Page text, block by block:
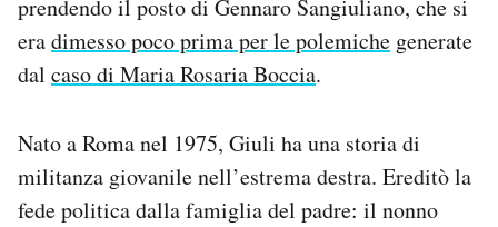
Area Personale
Newsletter
Notifiche mobile
Hai bisogno di aiuto?
prendendo il posto di Gennaro Sangiuliano, che si
eradimesso poco prima per le polemiche generate
dal caso di Maria Rosaria Boccia.
Nato a Roma nel 1975, Giuli ha una storia di
militanza giovanile nell’estrema destra. Ereditò la
fede politica dalla famiglia del padre: il nonno